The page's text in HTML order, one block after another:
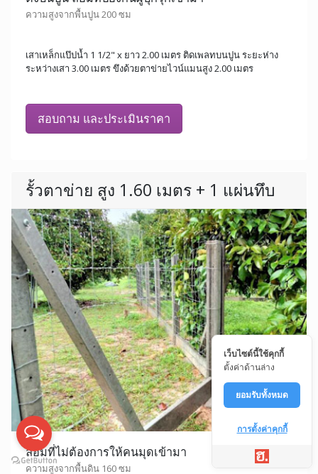
ความสูงจากพื้นปูน 200 ซม
เสาเหล็กแป๊ปน้ำ 1 1/2" x ยาว 2.00 เมตร ติดเพลทบนปูน ระยะห่าง
ระหว่างเสา 3.00 เมตร ขึงด้วยตาข่ายไวน์แมนสูง 2.00 เมตร
สอบถาม และประเมินราคา
รั้วตาข่าย สูง 1.60 เมตร + 1 แผ่นทึบ
ล้อมที่ไม่ต้องการให้คนมุดเข้ามา
ความสูงจากพื้นดิน 160 ซม
เว็บไซต์นี้ใช้คุกกี้
ตั้งค่าด้านล่าง
ยอมรับทั้งหมด
การตั้งค่าคุกกี้